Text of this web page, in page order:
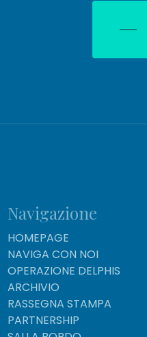
Navigazione
HOMEPAGE
NAVIGA CON NOI
OPERAZIONE DELPHIS
ARCHIVIO
RASSEGNA STAMPA
PARTNERSHIP